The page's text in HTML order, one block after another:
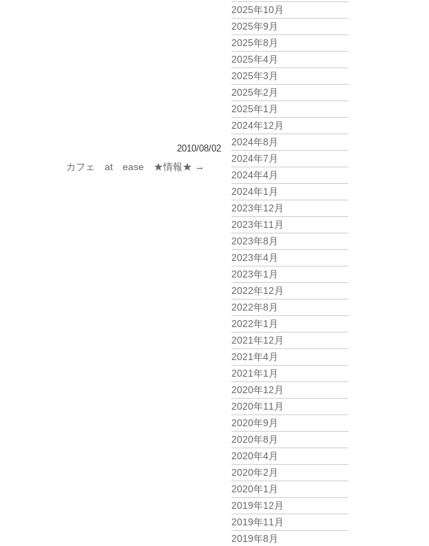
2010/08/02
カフェ at ease ★情報★ →
2025年10月
2025年9月
2025年8月
2025年4月
2025年3月
2025年2月
2025年1月
2024年12月
2024年8月
2024年7月
2024年4月
2024年1月
2023年12月
2023年11月
2023年8月
2023年4月
2023年1月
2022年12月
2022年8月
2022年1月
2021年12月
2021年4月
2021年1月
2020年12月
2020年11月
2020年9月
2020年8月
2020年4月
2020年2月
2020年1月
2019年12月
2019年11月
2019年8月